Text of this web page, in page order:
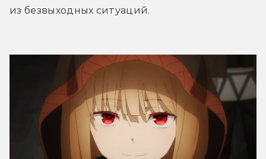
из безвыходных ситуаций.